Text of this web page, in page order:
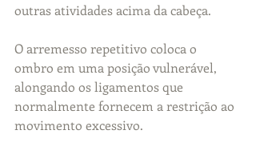
outras atividades acima da cabeça.
O arremesso repetitivo coloca o
ombro em uma posição vulnerável,
alongando os ligamentos que
normalmente fornecem a restrição ao
movimento excessivo.